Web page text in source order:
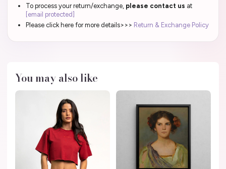
To process your return/exchange, please contact us at
[email protected]
Please click here for more details>>> Return & Exchange Policy
You may also like